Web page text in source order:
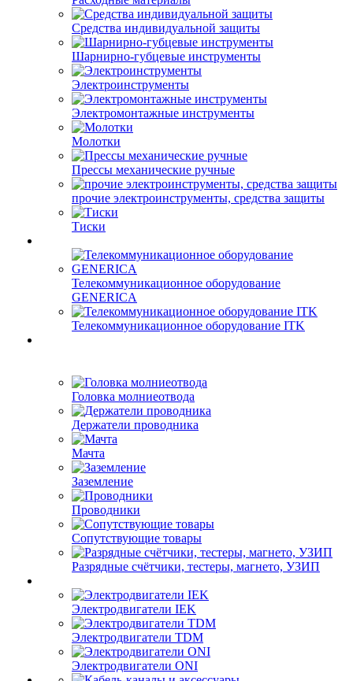
Средства индивидуальной защиты
Шарнирно-губцевые инструменты
Электроинструменты
Электромонтажные инструменты
Молотки
Прессы механические ручные
прочие электроинструменты, средства защиты
Тиски
Телекоммуникационное оборудование
GENERICA
Телекоммуникационное оборудование ITK
Головка молниеотвода
Держатели проводника
Мачта
Заземление
Проводники
Сопутствующие товары
Разрядные счётчики, тестеры, магнето, УЗИП
Электродвигатели IEK
Электродвигатели TDM
Электродвигатели ONI